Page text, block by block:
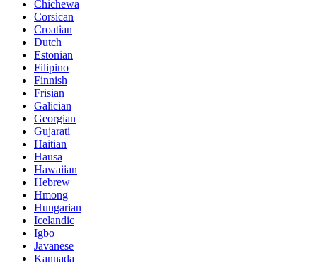
Chichewa
Corsican
Croatian
Dutch
Estonian
Filipino
Finnish
Frisian
Galician
Georgian
Gujarati
Haitian
Hausa
Hawaiian
Hebrew
Hmong
Hungarian
Icelandic
Igbo
Javanese
Kannada